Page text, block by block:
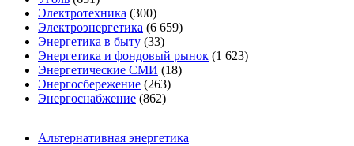
Электротехника (300)
Электроэнергетика (6 659)
Энергетика в быту (33)
Энергетика и фондовый рынок (1 623)
Энергетические СМИ (18)
Энергосбережение (263)
Энергоснабжение (862)
Альтернативная энергетика